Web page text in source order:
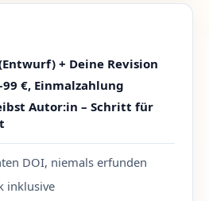
+ Deine Revision
€, Einmalzahlung
Autor:in – Schritt für
DOI, niemals erfunden
inklusive